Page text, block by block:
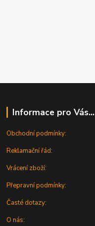
Informace pro Vás...
Obchodní podmínky:
Reklamační řád:
Vrácení zboží:
Přepravní podmínky:
Časté dotazy:
O nás: